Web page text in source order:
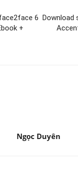
6
+
Download
Ngọc Duyên